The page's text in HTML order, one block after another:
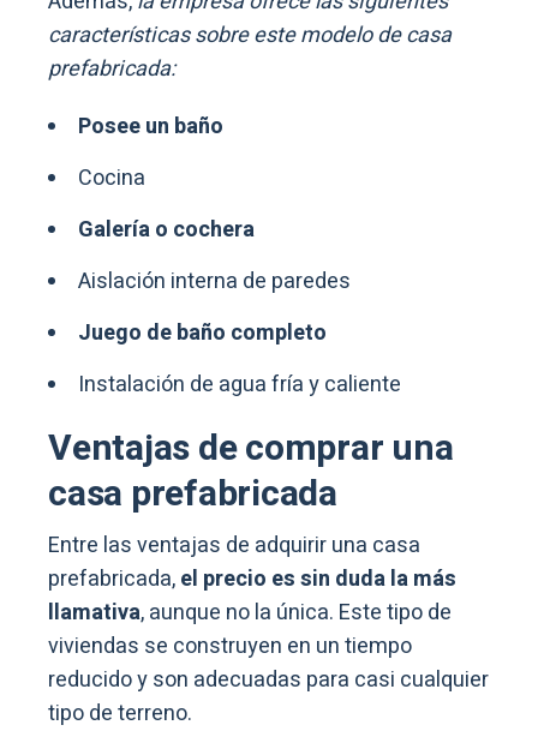
características sobre este modelo de casa
prefabricada:
Posee un baño
Cocina
Galería o cochera
Aislación interna de paredes
Juego de baño completo
Instalación de agua fría y caliente
Ventajas de comprar una
casa prefabricada
Entre las ventajas de adquirir una casa
prefabricada,el precio es sin duda la más
llamativa, aunque no la única. Este tipo de
viviendas se construyen en un tiempo
reducido y son adecuadas para casi cualquier
tipo de terreno.